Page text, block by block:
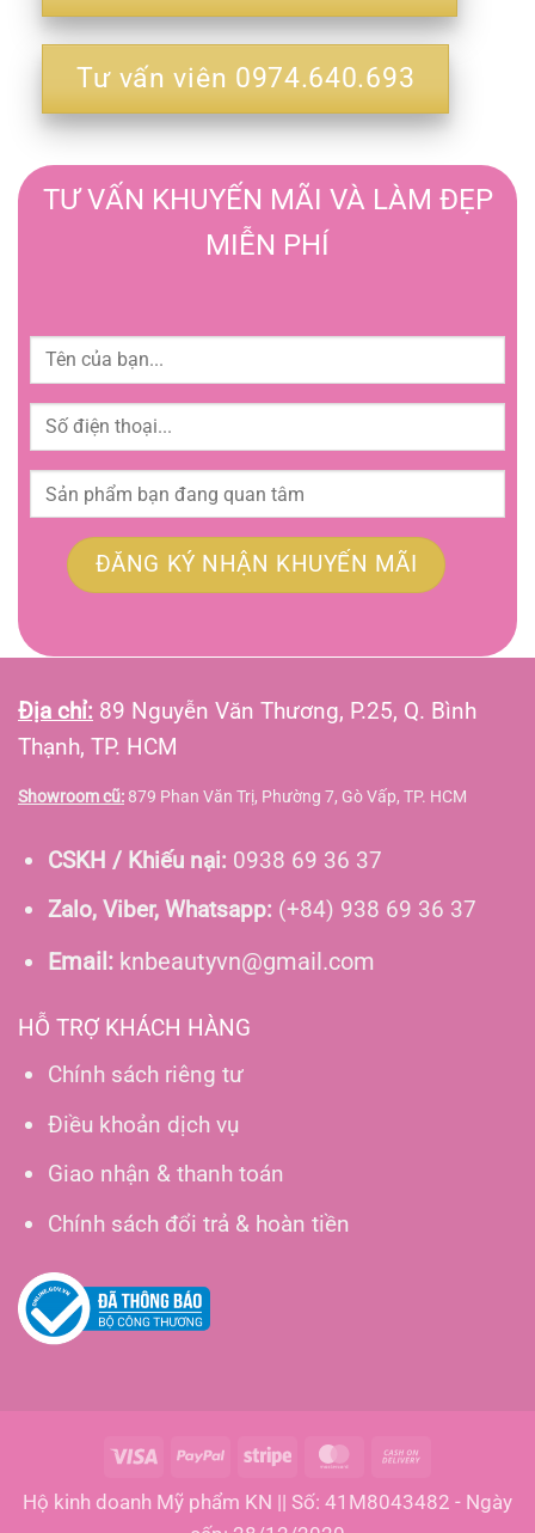
Tư vấn viên 0974.640.693
TƯ VẤN KHUYẾN MÃI VÀ LÀM ĐẸP
MIỄN PHÍ
Địa chỉ: 89 Nguyễn Văn Thương, P.25, Q. Bình
Thạnh, TP. HCM
Showroom cũ: 879 Phan Văn Trị, Phường 7, Gò Vấp, TP. HCM
CSKH / Khiếu nại: 0938 69 36 37
Zalo, Viber, Whatsapp: (+84) 938 69 36 37
Email:knbeautyvn@gmail.com
HỖ TRỢ KHÁCH HÀNG
Chính sách riêng tư
Điều khoản dịch vụ
Giao nhận & thanh toán
Chính sách đổi trả & hoàn tiền
Visa PayPal Stripe MasterCard
Delivery
Hộ kinh doanh Mỹ phẩm KN || Số: 41M8043482 - Ngày